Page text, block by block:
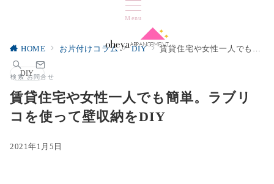
Menu
検索 お問合せ
HOME お片付けコラム DIY 賃貸住宅や女性一人でも簡単。ラブリコを使って壁収納をDIY
DIY
賃貸住宅や女性一人でも簡単。ラブリ
コを使って壁収納をDIY
2021年1月5日